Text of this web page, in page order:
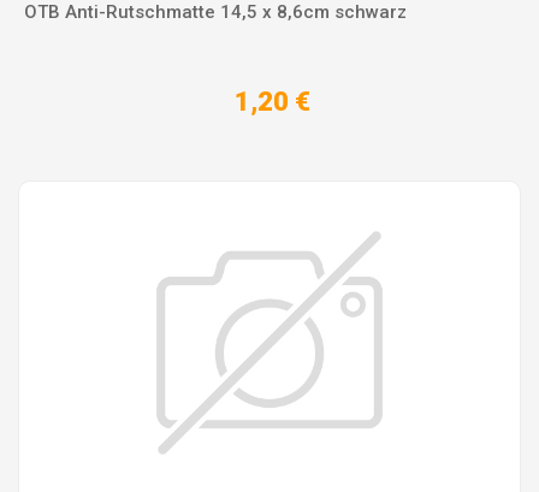
OTB Anti-Rutschmatte 14,5 x 8,6cm schwarz
1,20 €